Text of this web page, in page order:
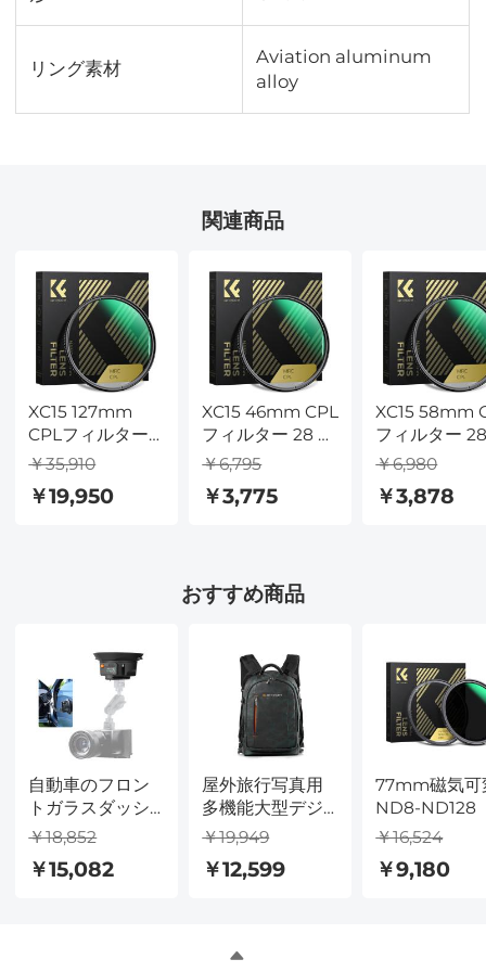
リング素材
Aviation aluminum
alloy
関連商品
XC15 127mm
CPLフィルター
28層スーパース
ルター マルチコ
￥35,910
￥19,950
XC15 46mm CPL
フィルター 28 層
スリム円偏光フ
コート偏光 MRC
￥6,795
￥3,775
XC15 58mm
フィルター
スリム円偏光
コート偏光
￥6,980
￥3,878
おすすめ商品
自動車のフロン
トガラスダッシ
ュボード上のカ
棚、1/4インチと
￥18,852
￥15,082
屋外旅行写真用
多機能大型デジ
タル一眼レフカ
ク31 * 24 * 46cm
￥19,949
￥12,599
77mm磁気可
ND8-ND128
7ストップ）
Nano-X
￥16,524
￥9,180